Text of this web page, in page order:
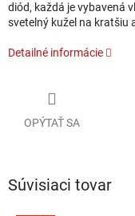
diód, každá je vybavená
svetelný kužel na kratšiu
Detailné informácie
OPÝTAŤ SA
Súvisiaci tovar